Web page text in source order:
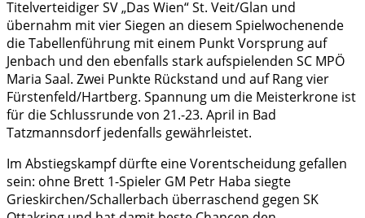
Titelverteidiger SV „Das Wien“ St. Veit/Glan und
übernahm mit vier Siegen an diesem Spielwochenende
die Tabellenführung mit einem Punkt Vorsprung auf
Jenbach und den ebenfalls stark aufspielenden SC MPÖ
Maria Saal. Zwei Punkte Rückstand und auf Rang vier
Fürstenfeld/Hartberg. Spannung um die Meisterkrone ist
für die Schlussrunde von 21.-23. April in Bad
Tatzmannsdorf jedenfalls gewährleistet.
Im Abstiegskampf dürfte eine Vorentscheidung gefallen
sein: ohne Brett 1-Spieler GM Petr Haba siegte
Grieskirchen/Schallerbach überraschend gegen SK